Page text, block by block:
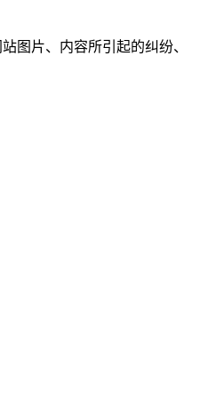
图片、内容所引起的纠纷、